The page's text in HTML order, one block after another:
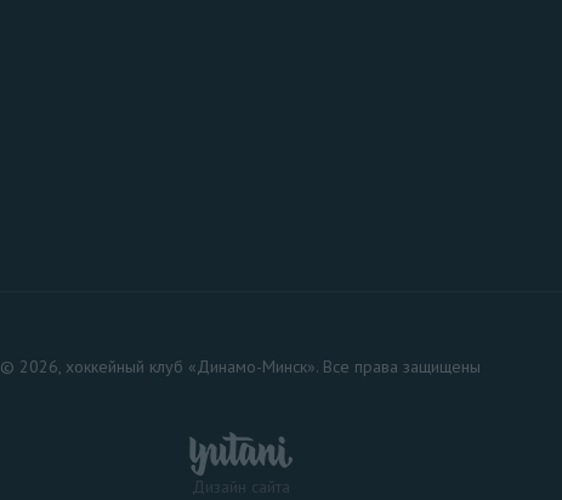
© 2026, хоккейный клуб «Динамо-Минск». Все права защищены
Дизайн сайта